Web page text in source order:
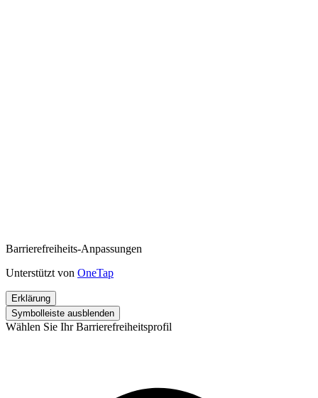
Barrierefreiheits-Anpassungen
Unterstützt von OneTap
Erklärung
Symbolleiste ausblenden
Wählen Sie Ihr Barrierefreiheitsprofil